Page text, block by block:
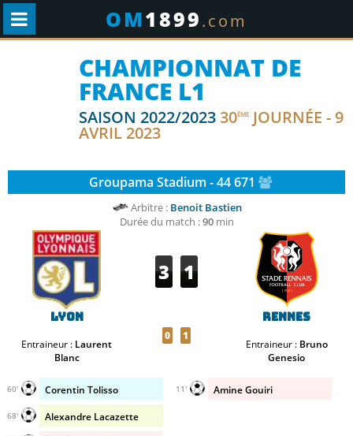
OM1899.com
CHAMPIONNAT DE
FRANCE L1
SAISON 2022/202330ÈME JOURNÉE - 9
AVRIL 2023
Groupama Stadium - 44 671
Arbitre : Benoit Bastien
Durée du match :90min
Lyon
Entraineur : Laurent
Blanc
3 1
0 1
Rennes
Entraineur : Bruno
Genesio
Corentin Tolisso
60'
Alexandre Lacazette
68'
Amine Gouiri
11'